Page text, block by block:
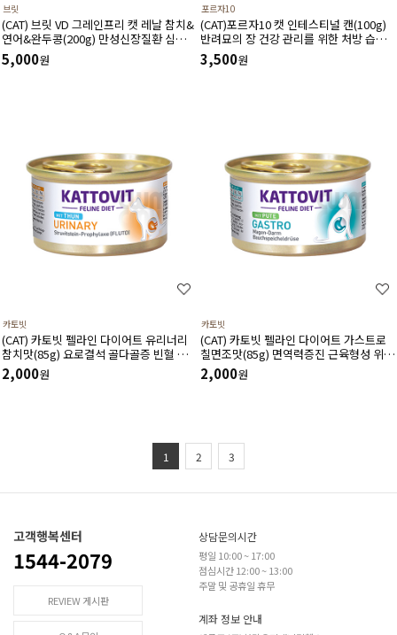
브릿
(CAT) 브릿 VD 그레인프리 캣 레날 참치&
연어&완두콩(200g) 만성신장질환 심장건
강 시력보호 소화기건강에 도움
5,000원
포르자10
(CAT)포르자10 캣 인테스티널 캔(100g)
반려묘의 장 건강 관리를 위한 처방 습식
사료
3,500원
카토빗
(CAT) 카토빗 펠라인 다이어트 유리너리
참치맛(85g) 요로결석 골다골증 빈혈 신
장질환 예방 및 개선 할인제외상품
2,000원
카토빗
(CAT) 카토빗 펠라인 다이어트 가스트로
칠면조맛(85g) 면역력증진 근육형성 위장
케어 할인제외상품
2,000원
1 2 3
고객행복센터
1544-2079
REVIEW 게시판
상담문의시간
평일 10:00 ~ 17:00
점심시간 12:00 ~ 13:00
주말 및 공휴일 휴무
계좌 정보 안내